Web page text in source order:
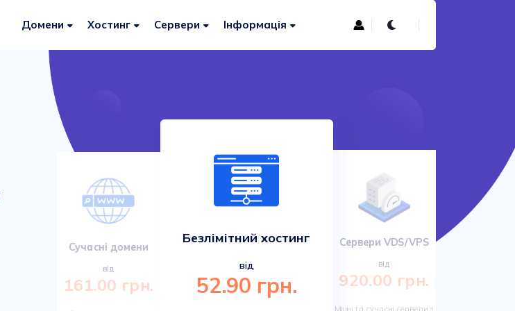
Домени Хостинг Сервери Інформація
Сучасні домени
від
161.00 грн.
Безлімітний хостинг
від
52.90 грн.
Сервери VDS/VPS
від
920.00 грн.